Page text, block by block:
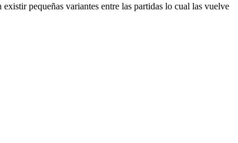
pequeñas variantes entre las partidas lo cual las vuelve